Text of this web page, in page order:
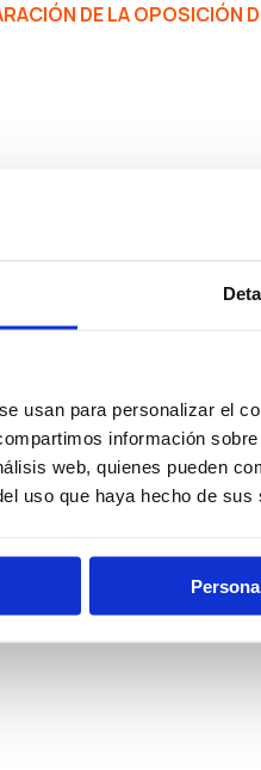
usan para personalizar el
información
web, quienes pueden
uso que haya hecho de sus
DE LA OPOSICIÓN
Oposiciones
de Justicia
Físicas